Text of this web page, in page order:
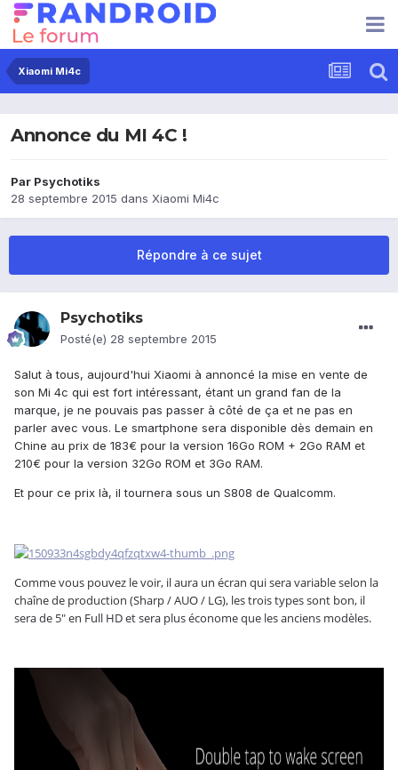
Xiaomi Mi4c
Annonce du MI 4C !
Par Psychotiks
28 septembre 2015 dans Xiaomi Mi4c
Répondre à ce sujet
Psychotiks
Posté(e) 28 septembre 2015
Salut à tous, aujourd'hui Xiaomi à annoncé la mise en vente de
son Mi 4c qui est fort intéressant, étant un grand fan de la
marque, je ne pouvais pas passer à côté de ça et ne pas en
parler avec vous. Le smartphone sera disponible dès demain en
Chine au prix de 183€ pour la version 16Go ROM + 2Go RAM et
210€ pour la version 32Go ROM et 3Go RAM.
Et pour ce prix là, il tournera sous un S808 de Qualcomm.
Comme vous pouvez le voir, il aura un écran qui sera variable selon la
chaîne de production (Sharp / AUO / LG), les trois types sont bon, il
sera de 5" en Full HD et sera plus économe que les anciens modèles.